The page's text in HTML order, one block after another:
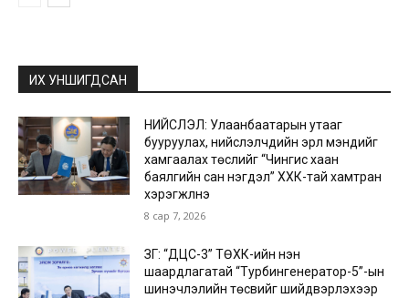
ИХ УНШИГДСАН
НИЙСЛЭЛ: Улаанбаатарын утааг
бууруулах, нийслэлчүүдийн эрүүл мэндийг
хамгаалах төслийг “Чингис хаан
баялгийн сан нэгдэл” ХХК-тай хамтран
хэрэгжүүлнэ
8 сар 7, 2026
ЗГ: “ДЦС-3” ТӨХК-ийн нэн
шаардлагатай “Турбингенератор-5”-ын
шинэчлэлийн төсвийг шийдвэрлэхээр